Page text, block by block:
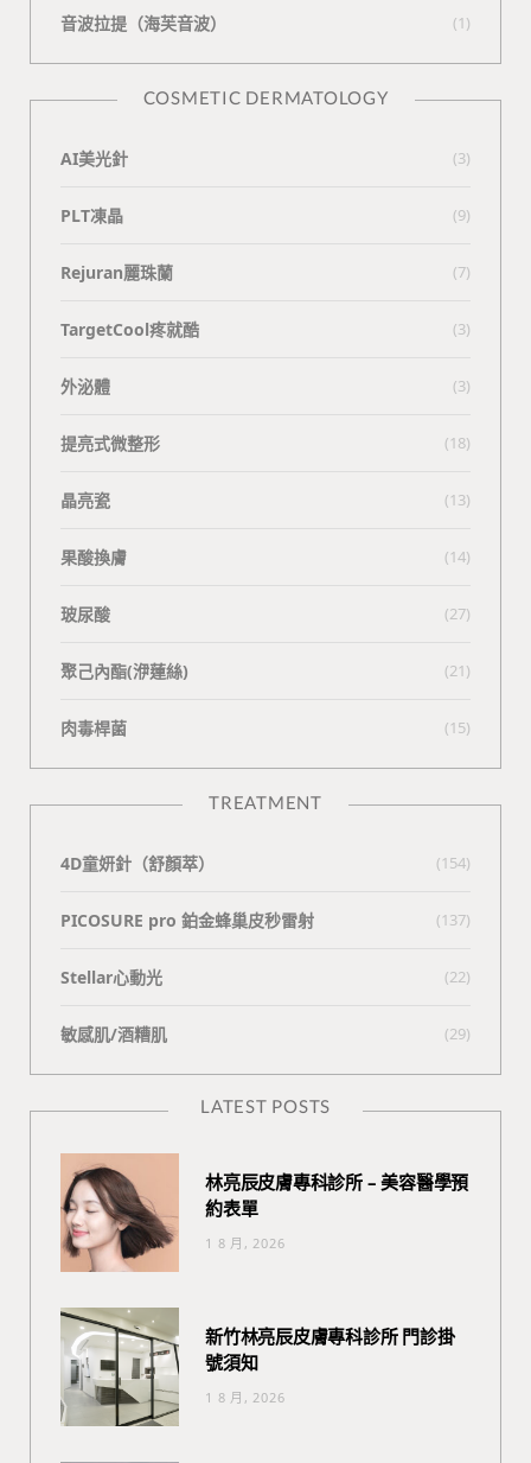
⾳波拉提（海芙⾳波） (1)
COSMETIC DERMATOLOGY
AI美光針 (3)
PLT凍晶 (9)
Rejuran麗珠蘭 (7)
TargetCool疼就酷 (3)
外泌體 (3)
提亮式微整形 (18)
晶亮瓷 (13)
果酸換膚 (14)
玻尿酸 (27)
聚己內酯(洢蓮絲) (21)
肉毒桿菌 (15)
TREATMENT
4D童妍針（舒顏萃） (154)
PICOSURE pro 鉑金蜂巢皮秒雷射 (137)
Stellar心動光 (22)
敏感肌/酒糟肌 (29)
LATEST POSTS
林亮辰皮膚專科診所 – 美容醫學預
約表單
1 8 月, 2026
新竹林亮辰皮膚專科診所 門診掛
號須知
1 8 月, 2026